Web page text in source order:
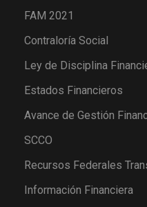
FAM 2021
Contraloría Social
Ley de Disciplina
Estados Financieros
Avance de Gestión
SCCO
Recursos Federales
Información Financiera